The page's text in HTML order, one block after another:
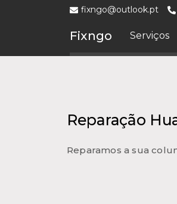
fixngo@outlook.pt
Fixngo Serviços
Reparação
Reparamos a sua